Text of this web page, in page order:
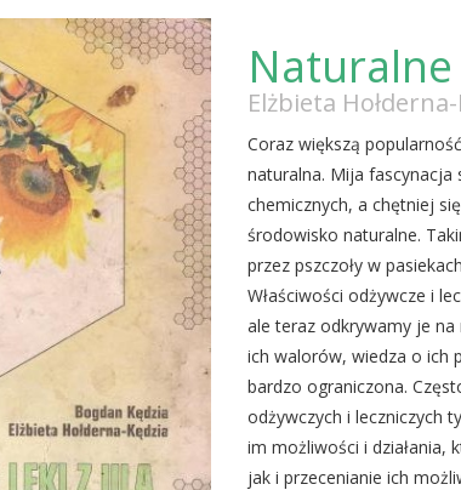
Elżbieta
Coraz większą
naturalna. Mija fascynacja
chemicznych, a chętniej
środowisko naturalne.
przez pszczoły w
Właściwości odżywcze i
ale teraz odkrywamy je
ich walorów, wiedza o ich
bardzo ograniczona.
odżywczych i leczniczych
im możliwości i działania,
jak i przecenianie ich